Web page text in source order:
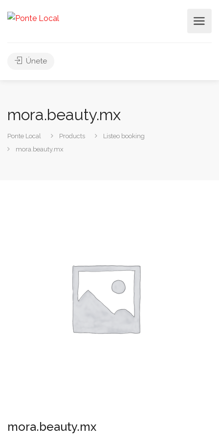
Únete
mora.beauty.mx
Ponte Local Products
Listeo booking
mora.beauty.mx
mora.beauty.mx